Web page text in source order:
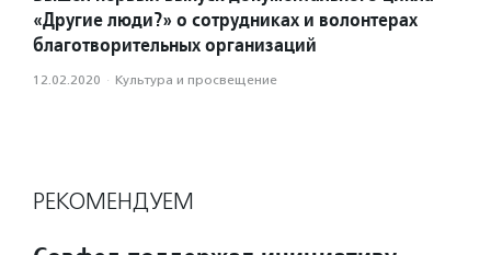
«Другие люди?» о сотрудниках и волонтерах
благотворительных организаций
12.02.2020 · Культура и просвещение
РЕКОМЕНДУЕМ